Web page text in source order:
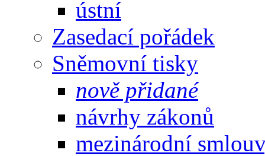
ústní
Zasedací pořádek
Sněmovní tisky
nově přidané
návrhy zákonů
mezinárodní